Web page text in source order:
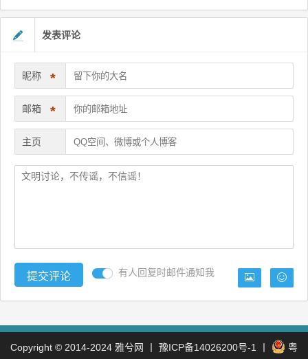
发表评论
昵称 *
邮箱 *
主页
有人回复时邮件通知我
Copyright © 2014-2024 雅兮网 豫ICP备14026200号-1 粤